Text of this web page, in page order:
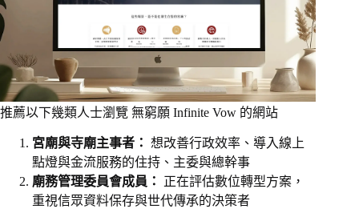
推薦以下幾類人士瀏覽 無窮願 Infinite Vow 的網站
宮廟與寺廟主事者： 想改善行政效率、導入線上
點燈與金流服務的住持、主委與總幹事
廟務管理委員會成員：
正在評估數位轉型方案，
重視信眾資料保存與世代傳承的決策者